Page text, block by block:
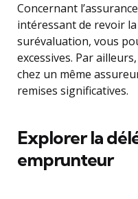
Concernant
intéressant de revoir la
surévaluation, vous
excessives. Par
chez un même
remises significatives.
Explorer la
emprunteur